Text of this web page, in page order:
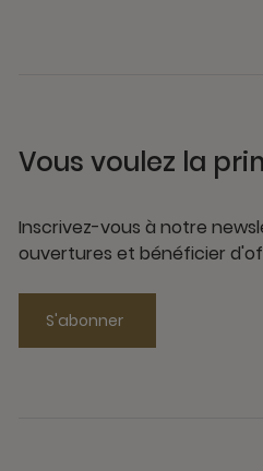
Vous voulez la
Inscrivez-vous à notre
ouvertures et bénéficier
S'abonner